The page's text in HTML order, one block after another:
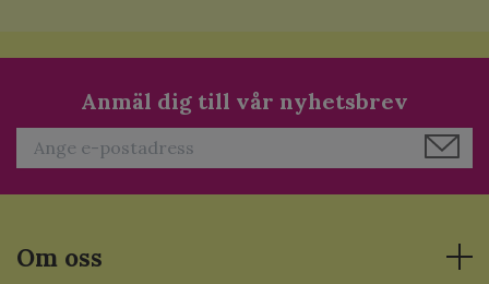
Anmäl dig till vår nyhetsbrev
Om oss